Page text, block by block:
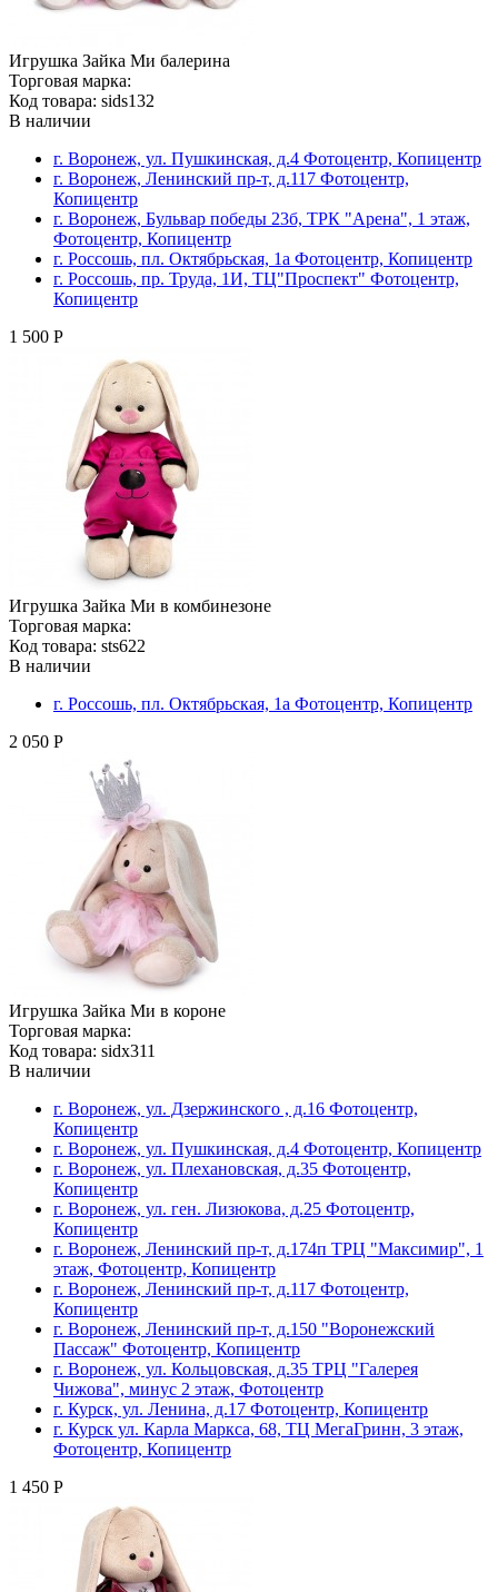
Игрушка Зайка Ми балерина
Торговая марка:
Код товара: sids132
В наличии
г. Воронеж, ул. Пушкинская, д.4 Фотоцентр, Копицентр
г. Воронеж, Ленинский пр-т, д.117 Фотоцентр,
Копицентр
г. Воронеж, Бульвар победы 23б, ТРК "Арена", 1 этаж,
Фотоцентр, Копицентр
г. Россошь, пл. Октябрьская, 1а Фотоцентр, Копицентр
г. Россошь, пр. Труда, 1И, ТЦ"Проспект" Фотоцентр,
Копицентр
1 500 Р
Игрушка Зайка Ми в комбинезоне
Торговая марка:
Код товара: sts622
В наличии
г. Россошь, пл. Октябрьская, 1а Фотоцентр, Копицентр
2 050 Р
Игрушка Зайка Ми в короне
Торговая марка:
Код товара: sidx311
В наличии
г. Воронеж, ул. Дзержинского , д.16 Фотоцентр,
Копицентр
г. Воронеж, ул. Пушкинская, д.4 Фотоцентр, Копицентр
г. Воронеж, ул. Плехановская, д.35 Фотоцентр,
Копицентр
г. Воронеж, ул. ген. Лизюкова, д.25 Фотоцентр,
Копицентр
г. Воронеж, Ленинский пр-т, д.174п ТРЦ "Максимир", 1
этаж, Фотоцентр, Копицентр
г. Воронеж, Ленинский пр-т, д.117 Фотоцентр,
Копицентр
г. Воронеж, Ленинский пр-т, д.150 "Воронежский
Пассаж" Фотоцентр, Копицентр
г. Воронеж, ул. Кольцовская, д.35 ТРЦ "Галерея
Чижова", минус 2 этаж, Фотоцентр
г. Курск, ул. Ленина, д.17 Фотоцентр, Копицентр
г. Курск ул. Карла Маркса, 68, ТЦ МегаГринн, 3 этаж,
Фотоцентр, Копицентр
1 450 Р